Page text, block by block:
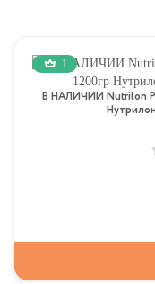
1
В НАЛИЧИИ Nutrilon